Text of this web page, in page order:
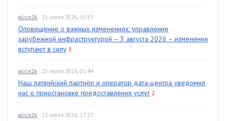
alice2k · 31 июля 2026, 15:57
Оповещение о важных изменениях: управление
зарубежной инфраструктурой – 3 августа 2026 – изменения
вступают в силу 3
alice2k · 25 июля 2026, 01:44
Наш латвийский партнёр и оператор дата-центра уведомил
нас о приостановке предоставления услуг 2
alice2k · 21 июля 2026, 17:27